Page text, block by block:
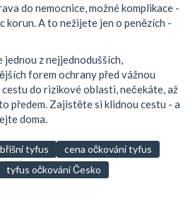
do nemocnice, možné komplikace -
korun. A to nežijete jen o penězích -
z nejjednodušších,
forem ochrany před vážnou
do rizikové oblasti, nečekáte, až
předem. Zajistěte si klidnou cestu - a
doma.
tyfus
cena očkování tyfus
tyfus očkování Česko